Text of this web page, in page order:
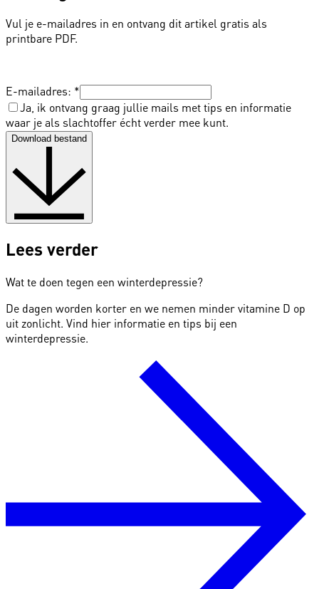
Vul je e-mailadres in en ontvang dit artikel gratis als
printbare PDF.
E-mailadres: *
Ja, ik ontvang graag jullie mails met tips en informatie
waar je als slachtoffer écht verder mee kunt.
Download bestand
Lees verder
Wat te doen tegen een winterdepressie?
De dagen worden korter en we nemen minder vitamine D op
uit zonlicht. Vind hier informatie en tips bij een
winterdepressie.